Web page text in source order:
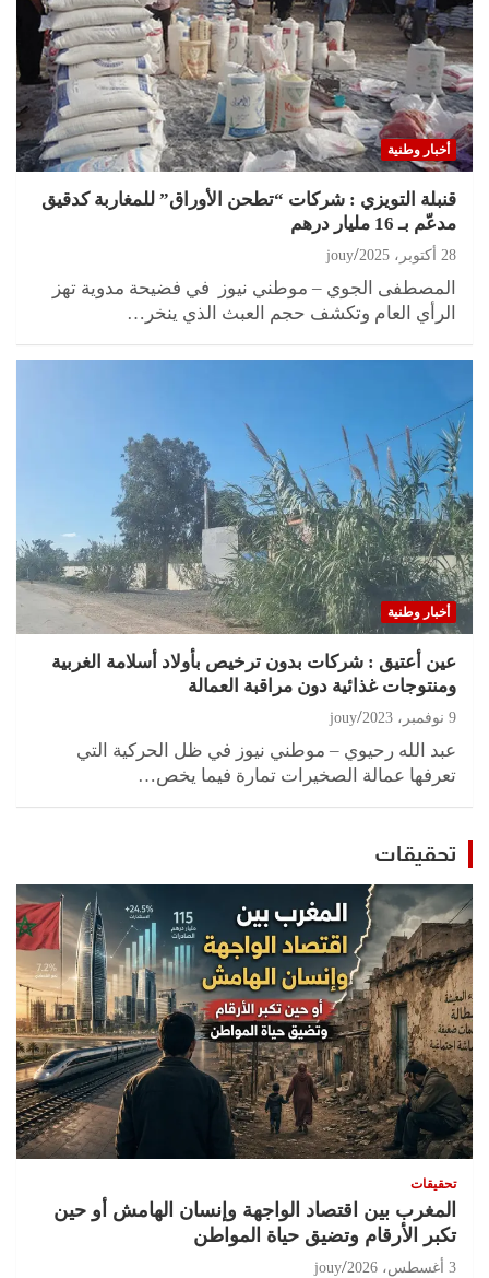
أخبار وطنية
قنبلة التويزي : شركات “تطحن الأوراق” للمغاربة كدقيق
مدعّم بـ 16 مليار درهم
28 أكتوبر، 2025 jouy
المصطفى الجوي – موطني نيوز في فضيحة مدوية تهز
الرأي العام وتكشف حجم العبث الذي ينخر…
أخبار وطنية
عين أعتيق : شركات بدون ترخيص بأولاد أسلامة الغربية
ومنتوجات غذائية دون مراقبة العمالة
9 نوفمبر، 2023 jouy
عبد الله رحيوي – موطني نيوز في ظل الحركية التي
تعرفها عمالة الصخيرات تمارة فيما يخص…
تحقيقات
تحقيقات
المغرب بين اقتصاد الواجهة وإنسان الهامش أو حين
تكبر الأرقام وتضيق حياة المواطن
3 أغسطس، 2026 jouy